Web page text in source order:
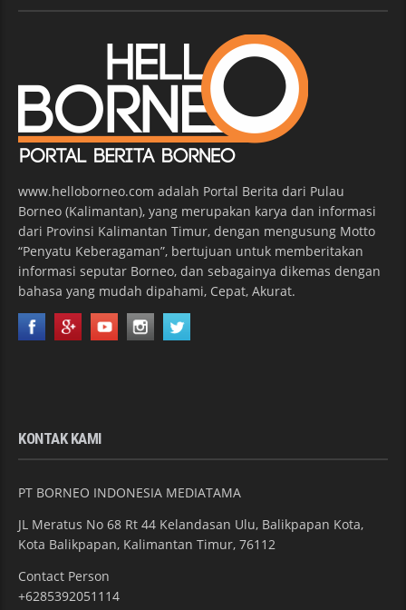
www.helloborneo.com adalah Portal Berita dari Pulau
Borneo (Kalimantan), yang merupakan karya dan informasi
dari Provinsi Kalimantan Timur, dengan mengusung Motto
“Penyatu Keberagaman”, bertujuan untuk memberitakan
informasi seputar Borneo, dan sebagainya dikemas dengan
bahasa yang mudah dipahami, Cepat, Akurat.
KONTAK KAMI
PT BORNEO INDONESIA MEDIATAMA
JL Meratus No 68 Rt 44 Kelandasan Ulu, Balikpapan Kota,
Kota Balikpapan, Kalimantan Timur, 76112
Contact Person
+6285392051114